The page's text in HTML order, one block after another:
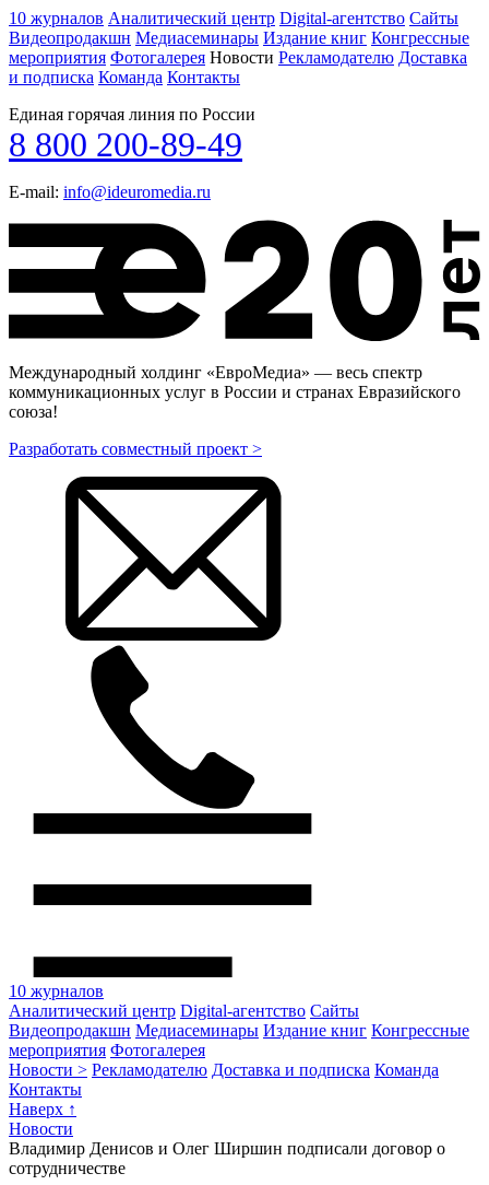
10 журналов Аналитический центр Digital-агентство Сайты
Видеопродакшн Медиасеминары Издание книг Конгрессные
мероприятия Фотогалерея Новости Рекламодателю Доставка
и подписка Команда Контакты
Единая горячая линия по России
8 800 200-89-49
E-mail: info@ideuromedia.ru
Международный холдинг «ЕвроМедиа» — весь спектр
коммуникационных услуг в России и странах Евразийского
союза!
Разработать совместный проект >
10 журналов
Аналитический центр Digital-агентство Сайты
Видеопродакшн Медиасеминары Издание книг Конгрессные
мероприятия Фотогалерея
Новости > Рекламодателю Доставка и подписка Команда
Контакты
Наверх ↑
Новости
Владимир Денисов и Олег Ширшин подписали договор о
сотрудничестве